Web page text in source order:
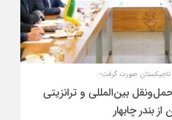
تاجیکستان صورت گرفت؛
بین‌المللی و ترانزیتی
بندر چابهار